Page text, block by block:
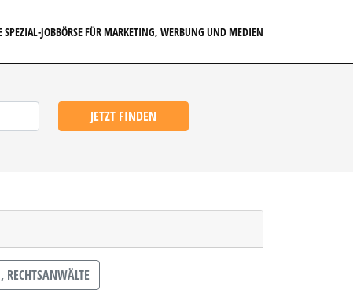
SPEZIAL-JOBBÖRSE FÜR MARKETING, WERBUNG UND MEDIEN
JETZT FINDEN
RECHTSANWÄLTE